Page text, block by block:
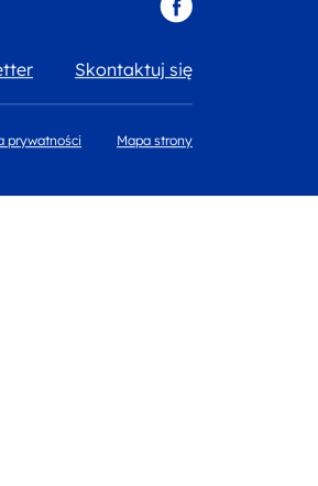
Skontaktuj się
prywatności Mapa strony